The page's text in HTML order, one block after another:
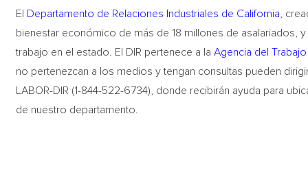
El Departamento de Relaciones Industriales de California ,
bienestar económico de más de 18 millones de asalariados,
trabajo en el estado. El DIR pertenece a laAgencia del
no pertenezcan a los medios y tengan consultas pueden
LABOR-DIR (1-844-522-6734), donde recibirán ayuda para
de nuestro departamento.